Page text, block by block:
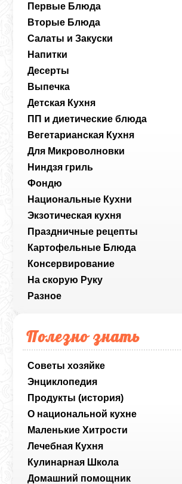
Первые Блюда
Вторые Блюда
Салаты и Закуски
Напитки
Десерты
Выпечка
Детская Кухня
ПП и диетические блюда
Вегетарианская Кухня
Для Микроволновки
Ниндзя гриль
Фондю
Национальные Кухни
Экзотическая кухня
Праздничные рецепты
Картофельные Блюда
Консервирование
На скорую Руку
Разное
Полезно знать
Советы хозяйке
Энциклопедия
Продукты (история)
О национальной кухне
Маленькие Хитрости
Лечебная Кухня
Кулинарная Школа
Домашний помощник